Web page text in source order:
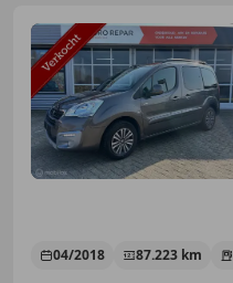
04/2018 87.223 km